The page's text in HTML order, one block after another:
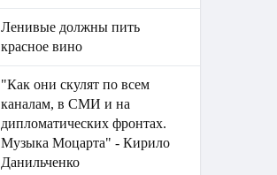
Ленивые должны пить
красное вино
"Как они скулят по всем
каналам, в СМИ и на
дипломатических фронтах.
Музыка Моцарта" - Кирило
Данильченко